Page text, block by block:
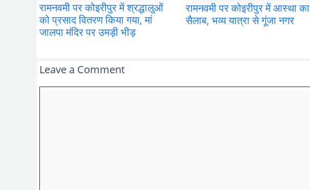
रामनवमी पर कोइरीपुर में श्रद्धालुओं
को प्रसाद वितरण किया गया, मां
जालपा मंदिर पर उमड़ी भीड़
रामनवमी पर कोइरीपुर में आस्था का
सैलाब, भव्य यात्रा से गूंजा नगर
Leave a Comment